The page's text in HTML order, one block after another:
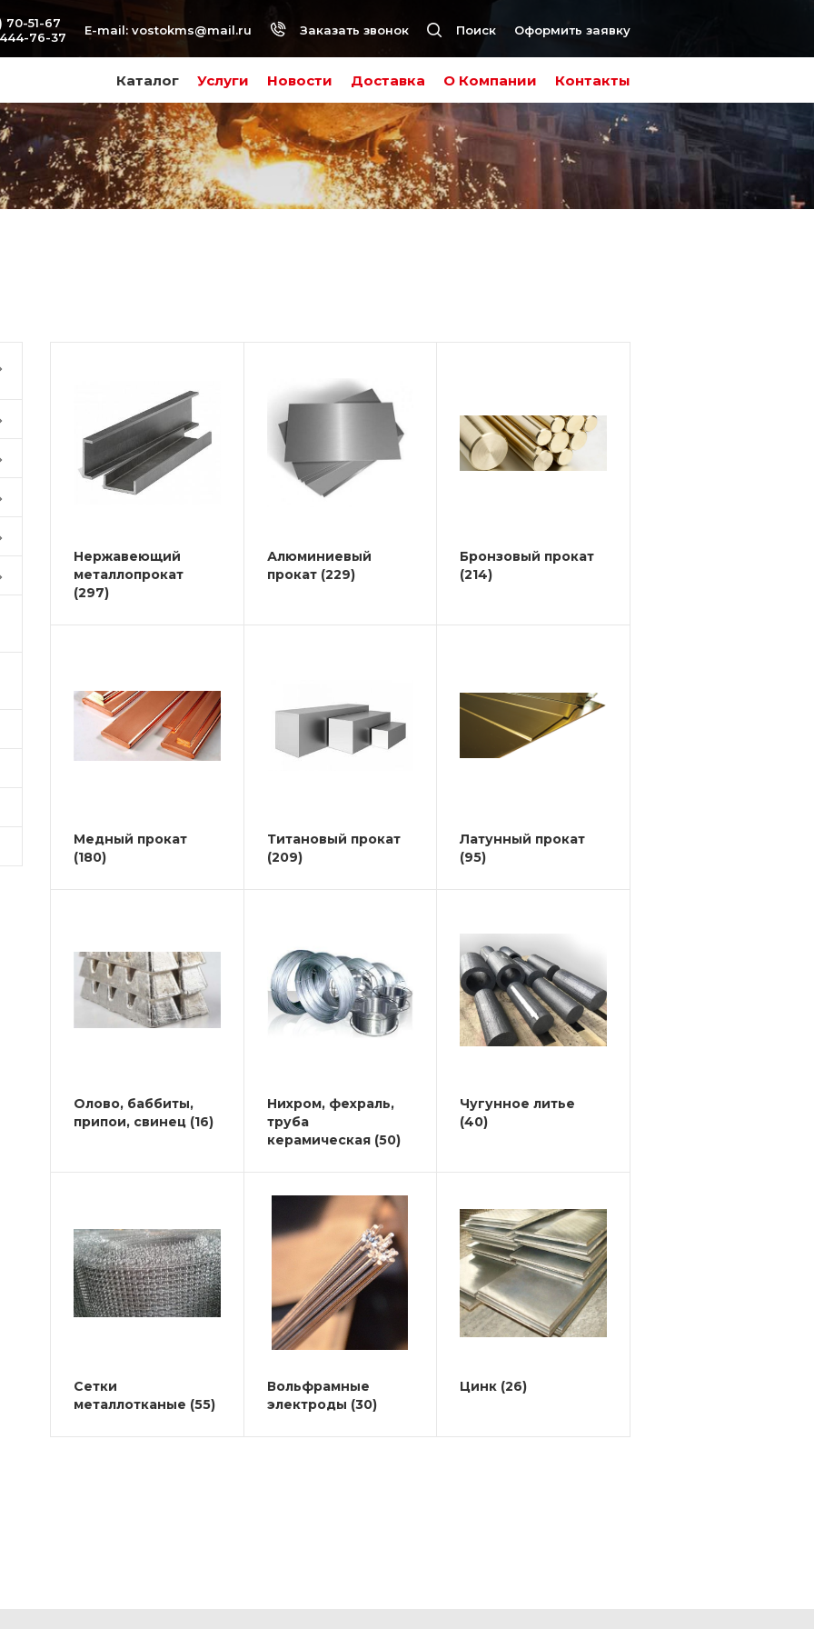
Каталог Услуги Новости Доставка О Компании Контакты
70-51-67
76-37
E-mail: vostokms@mail.ru Заказать звонок Поиск Оформить заявку
Нержавеющий
металлопрокат
(297)
Алюминиевый
прокат (229)
Бронзовый прокат
(214)
Медный прокат
(180)
Титановый прокат
(209)
Латунный прокат
(95)
Олово, баббиты,
припои, свинец (16)
Нихром, фехраль,
труба
керамическая (50)
Чугунное литье
(40)
Сетки
металлотканые (55)
Вольфрамные
электроды (30)
Цинк (26)